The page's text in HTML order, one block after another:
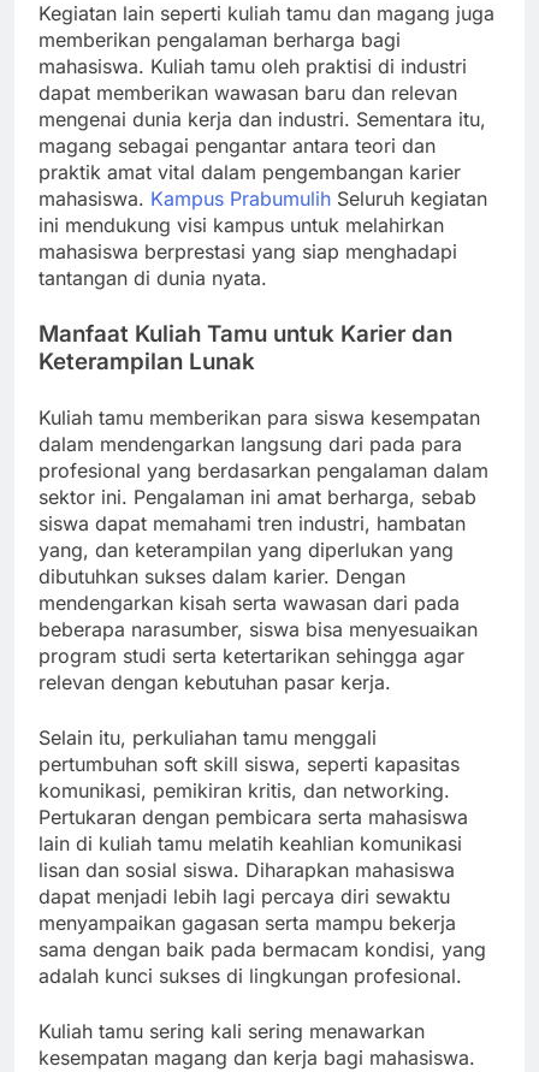
Kegiatan lain seperti kuliah tamu dan magang juga
memberikan pengalaman berharga bagi
mahasiswa. Kuliah tamu oleh praktisi di industri
dapat memberikan wawasan baru dan relevan
mengenai dunia kerja dan industri. Sementara itu,
magang sebagai pengantar antara teori dan
praktik amat vital dalam pengembangan karier
mahasiswa. Kampus Prabumulih Seluruh kegiatan
ini mendukung visi kampus untuk melahirkan
mahasiswa berprestasi yang siap menghadapi
tantangan di dunia nyata.
Manfaat Kuliah Tamu untuk Karier dan
Keterampilan Lunak
Kuliah tamu memberikan para siswa kesempatan
dalam mendengarkan langsung dari pada para
profesional yang berdasarkan pengalaman dalam
sektor ini. Pengalaman ini amat berharga, sebab
siswa dapat memahami tren industri, hambatan
yang, dan keterampilan yang diperlukan yang
dibutuhkan sukses dalam karier. Dengan
mendengarkan kisah serta wawasan dari pada
beberapa narasumber, siswa bisa menyesuaikan
program studi serta ketertarikan sehingga agar
relevan dengan kebutuhan pasar kerja.
Selain itu, perkuliahan tamu menggali
pertumbuhan soft skill siswa, seperti kapasitas
komunikasi, pemikiran kritis, dan networking.
Pertukaran dengan pembicara serta mahasiswa
lain di kuliah tamu melatih keahlian komunikasi
lisan dan sosial siswa. Diharapkan mahasiswa
dapat menjadi lebih lagi percaya diri sewaktu
menyampaikan gagasan serta mampu bekerja
sama dengan baik pada bermacam kondisi, yang
adalah kunci sukses di lingkungan profesional.
Kuliah tamu sering kali sering menawarkan
kesempatan magang dan kerja bagi mahasiswa.